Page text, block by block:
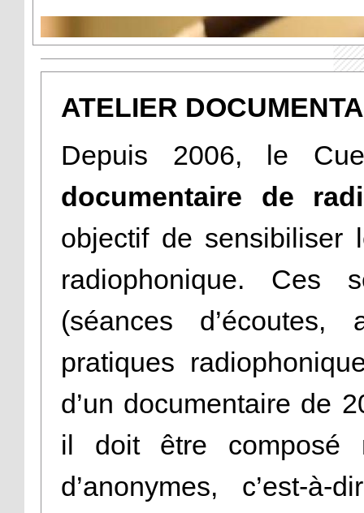
ATELIER
Depuis 2006, le
documentaire de
objectif de sensibiliser
radiophonique. Ces
(séances
pratiques
d’un documentaire de
il doit être composé
d’anonymes, c’est-